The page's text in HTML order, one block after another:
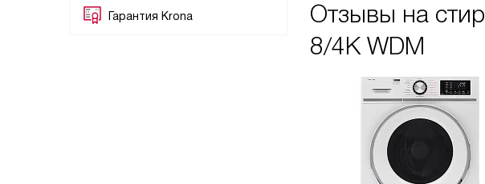
Гарантия Krona
Отзывы на
8/4K WDM